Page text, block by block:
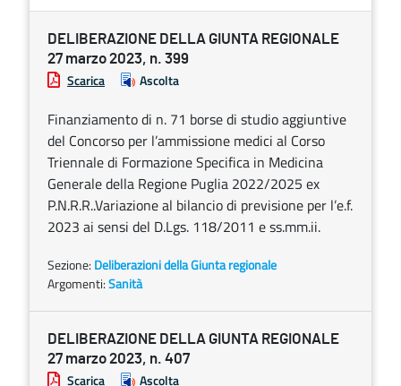
DELIBERAZIONE DELLA GIUNTA REGIONALE
27 marzo 2023, n. 399
Scarica Ascolta
Finanziamento di n. 71 borse di studio aggiuntive
del Concorso per l’ammissione medici al Corso
Triennale di Formazione Specifica in Medicina
Generale della Regione Puglia 2022/2025 ex
P.N.R.R..Variazione al bilancio di previsione per l’e.f.
2023 ai sensi del D.Lgs. 118/2011 e ss.mm.ii.
Sezione: Deliberazioni della Giunta regionale
Argomenti:Sanità
DELIBERAZIONE DELLA GIUNTA REGIONALE
27 marzo 2023, n. 407
Scarica Ascolta